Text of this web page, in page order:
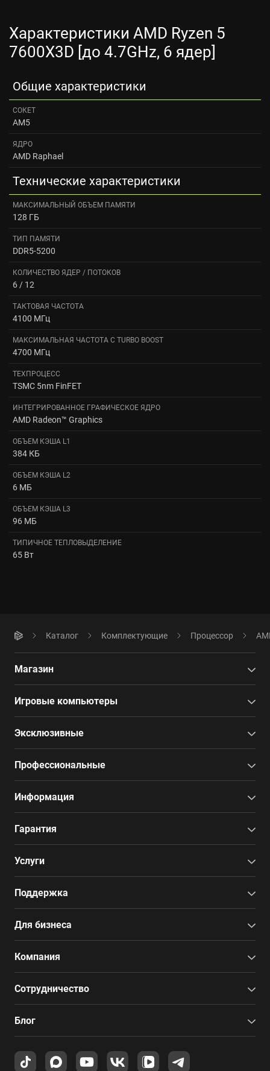
Характеристики AMD Ryzen 5
7600X3D [до 4.7GHz, 6 ядер]
Общие характеристики
СОКЕТ
AM5
ЯДРО
AMD Raphael
Технические характеристики
МАКСИМАЛЬНЫЙ ОБЪЕМ ПАМЯТИ
128 ГБ
ТИП ПАМЯТИ
DDR5-5200
КОЛИЧЕСТВО ЯДЕР / ПОТОКОВ
6 / 12
ТАКТОВАЯ ЧАСТОТА
4100 МГц
МАКСИМАЛЬНАЯ ЧАСТОТА С TURBO BOOST
4700 МГц
ТЕХПРОЦЕСС
TSMC 5nm FinFET
ИНТЕГРИРОВАННОЕ ГРАФИЧЕСКОЕ ЯДРО
AMD Radeon™ Graphics
ОБЪЕМ КЭША L1
384 КБ
ОБЪЕМ КЭША L2
6 МБ
ОБЪЕМ КЭША L3
96 МБ
ТИПИЧНОЕ ТЕПЛОВЫДЕЛЕНИЕ
65 Вт
Каталог Комплектующие Процессор
Магазин
Игровые компьютеры
Эксклюзивные
Профессиональные
Информация
Гарантия
Услуги
Поддержка
Для бизнеса
Компания
Сотрудничество
Блог